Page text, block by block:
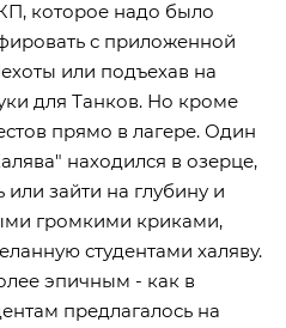
которое надо было
с приложенной
или подъехав на
для Танков. Но кроме
прямо в лагере. Один
находился в озерце,
зайти на глубину и
громкими криками,
студентами халяву.
эпичным - как в
предлагалось на